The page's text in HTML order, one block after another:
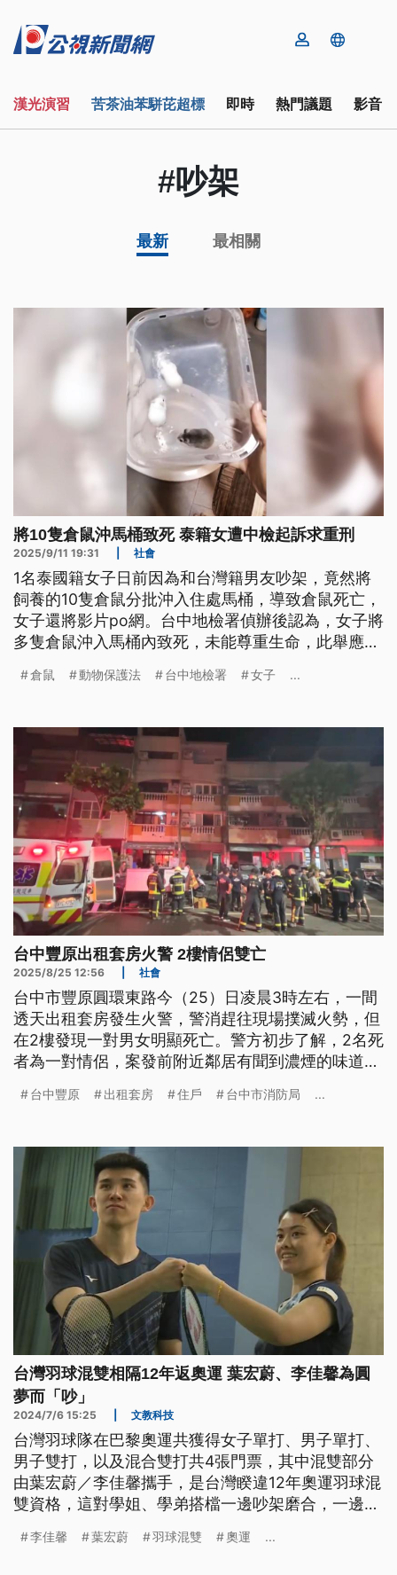
漢光演習 苦茶油苯駢芘超標 即時 熱門議題 影音
#吵架
最新 最相關
將10隻倉鼠沖馬桶致死 泰籍女遭中檢起訴求重刑
2025/9/11 19:31 社會
1名泰國籍女子日前因為和台灣籍男友吵架，竟然將
飼養的10隻倉鼠分批沖入住處馬桶，導致倉鼠死亡，
女子還將影片po網。台中地檢署偵辦後認為，女子將
多隻倉鼠沖入馬桶內致死，未能尊重生命，此舉應嚴
倉鼠 動物保護法 台中地檢署 女子 ...
台中豐原出租套房火警 2樓情侶雙亡
2025/8/25 12:56 社會
台中市豐原圓環東路今（25）日凌晨3時左右，一間
透天出租套房發生火警，警消趕往現場撲滅火勢，但
在2樓發現一對男女明顯死亡。警方初步了解，2名死
者為一對情侶，案發前附近鄰居有聞到濃煙的味道，
火，詳細起火原因還要警消調查釐清。
台中豐原 出租套房 住戶 台中市消防局 ...
台灣羽球混雙相隔12年返奧運 葉宏蔚、李佳馨為圓
夢而「吵」
2024/7/6 15:25 文教科技
台灣羽球隊在巴黎奧運共獲得女子單打、男子單打、
男子雙打，以及混合雙打共4張門票，其中混雙部分
由葉宏蔚／李佳馨攜手，是台灣睽違12年奧運羽球混
雙資格，這對學姐、學弟搭檔一邊吵架磨合，一邊期
李佳馨 葉宏蔚 羽球混雙 奧運 ...